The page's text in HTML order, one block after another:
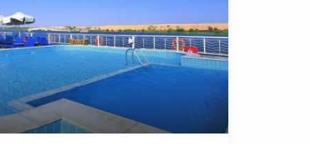
inolvidable navegando en el Adonis Nile
Cruise.